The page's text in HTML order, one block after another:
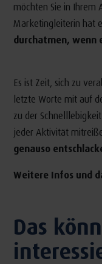
möchten Sie in Ihrem
Marketingleiterin hat
durchatmen, wenn
Es ist Zeit, sich zu
letzte Worte mit auf
zu der
jeder Aktivität
genauso
Weitere Infos und
Das